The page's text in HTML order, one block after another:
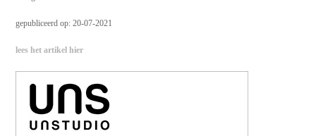
gepubliceerd op: 20-07-2021
lees het artikel hier